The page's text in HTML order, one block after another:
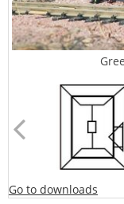
Go to downloads